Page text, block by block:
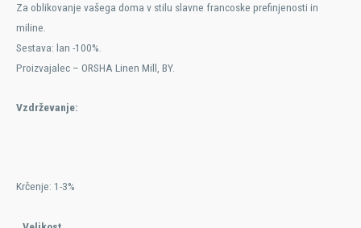
Za oblikovanje vašega doma v stilu slavne francoske prefinjenosti in
miline.
Sestava: lan -100%.
Proizvajalec – ORSHA Linen Mill, BY.
Vzdrževanje:
Krčenje: 1-3%